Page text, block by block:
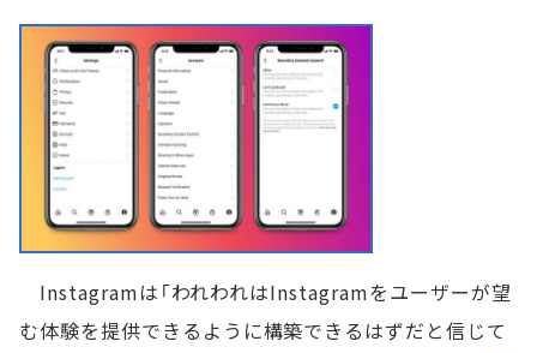
Instagramは「われわれはInstagramをユーザーが望
む体験を提供できるように構築できるはずだと信じて